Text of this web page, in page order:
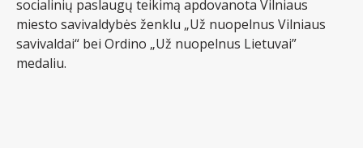
socialinių paslaugų teikimą apdovanota Vilniaus
miesto savivaldybės ženklu „Už nuopelnus Vilniaus
savivaldai“ bei Ordino „Už nuopelnus Lietuvai”
medaliu.